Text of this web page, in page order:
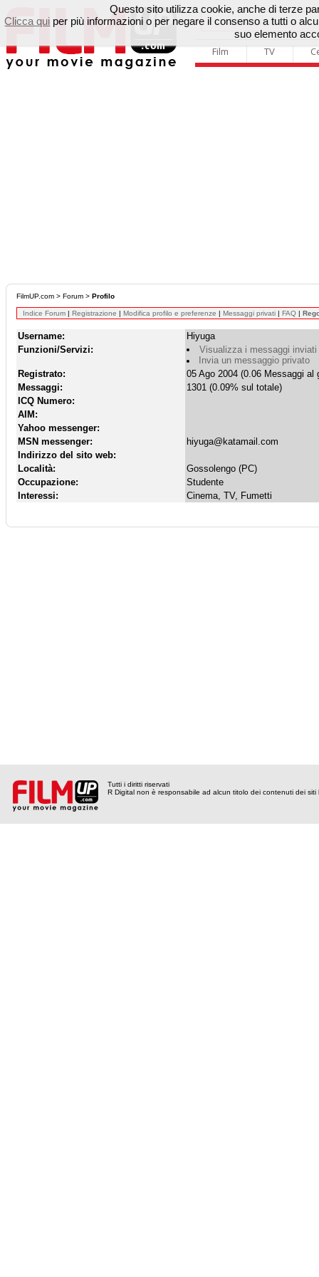
Film TV
FilmUP.com > Forum > Profilo
Indice Forum | Registrazione | Modifica profilo e preferenze | Messaggi privati | FAQ |
Username:
Hiyuga
Funzioni/Servizi:
Visualizza i messaggi
Invia un messaggio privato
Registrato:
05 Ago 2004 (0.06 Messaggi al
Messaggi:
1301 (0.09% sul totale)
ICQ Numero:
AIM:
Yahoo messenger:
MSN messenger:
hiyuga@katamail.com
Indirizzo del sito web:
Località:
Gossolengo (PC)
Occupazione:
Studente
Interessi:
Cinema, TV, Fumetti
Tutti i diritti riservati
R Digital non è responsabile ad alcun titolo dei contenuti dei siti
Questo sito utilizza cookie, anche di terze
Clicca qui per più informazioni o per negare il consenso a tutti o
suo elemento